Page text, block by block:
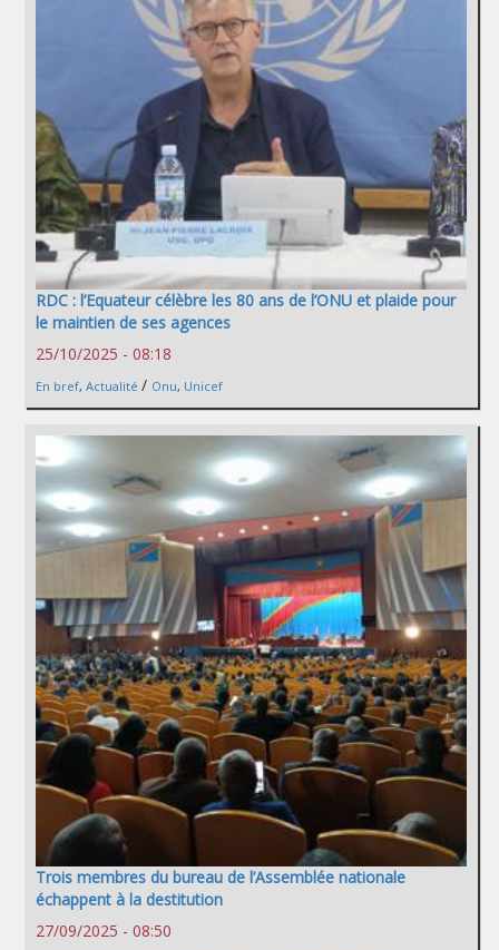
RDC : l’Equateur célèbre les 80 ans de l’ONU et plaide pour
le maintien de ses agences
25/10/2025 - 08:18
En bref, Actualité / Onu, Unicef
Trois membres du bureau de l’Assemblée nationale
échappent à la destitution
27/09/2025 - 08:50